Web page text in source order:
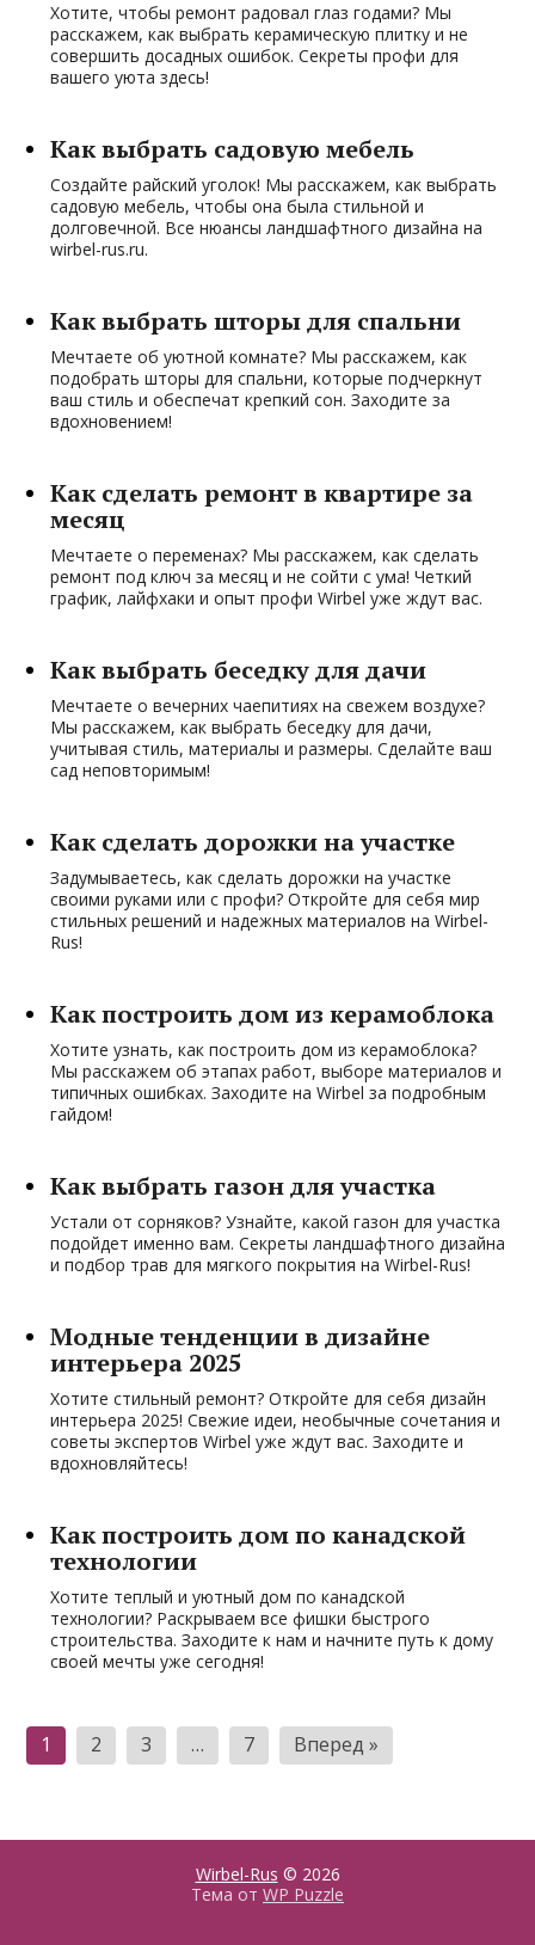
Хотите, чтобы ремонт радовал глаз годами? Мы
расскажем, как выбрать керамическую плитку и не
совершить досадных ошибок. Секреты профи для
вашего уюта здесь!
Как выбрать садовую мебель
Создайте райский уголок! Мы расскажем, как выбрать
садовую мебель, чтобы она была стильной и
долговечной. Все нюансы ландшафтного дизайна на
wirbel-rus.ru.
Как выбрать шторы для спальни
Мечтаете об уютной комнате? Мы расскажем, как
подобрать шторы для спальни, которые подчеркнут
ваш стиль и обеспечат крепкий сон. Заходите за
вдохновением!
Как сделать ремонт в квартире за
месяц
Мечтаете о переменах? Мы расскажем, как сделать
ремонт под ключ за месяц и не сойти с ума! Четкий
график, лайфхаки и опыт профи Wirbel уже ждут вас.
Как выбрать беседку для дачи
Мечтаете о вечерних чаепитиях на свежем воздухе?
Мы расскажем, как выбрать беседку для дачи,
учитывая стиль, материалы и размеры. Сделайте ваш
сад неповторимым!
Как сделать дорожки на участке
Задумываетесь, как сделать дорожки на участке
своими руками или с профи? Откройте для себя мир
стильных решений и надежных материалов на Wirbel-
Rus!
Как построить дом из керамоблока
Хотите узнать, как построить дом из керамоблока?
Мы расскажем об этапах работ, выборе материалов и
типичных ошибках. Заходите на Wirbel за подробным
гайдом!
Как выбрать газон для участка
Устали от сорняков? Узнайте, какой газон для участка
подойдет именно вам. Секреты ландшафтного дизайна
и подбор трав для мягкого покрытия на Wirbel-Rus!
Модные тенденции в дизайне
интерьера 2025
Хотите стильный ремонт? Откройте для себя дизайн
интерьера 2025! Свежие идеи, необычные сочетания и
советы экспертов Wirbel уже ждут вас. Заходите и
вдохновляйтесь!
Как построить дом по канадской
технологии
Хотите теплый и уютный дом по канадской
технологии? Раскрываем все фишки быстрого
строительства. Заходите к нам и начните путь к дому
своей мечты уже сегодня!
Пагинация
записей
1 2 3 … 7 Вперед »
Wirbel-Rus © 2026
Тема от WP Puzzle